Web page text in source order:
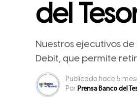
del
Nuestros ejecutivos
Debit, que permite
Publicado hace 5
Por Prensa Banco del